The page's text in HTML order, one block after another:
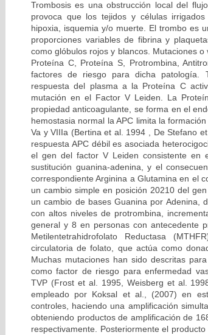
Trombosis es una obstrucción local del
provoca que los tejidos y células
hipoxia, isquemia y/o muerte. El trombo es
proporciones variables de fibrina y
como glóbulos rojos y blancos. Mutaciones
Proteína C, Proteína S, Protrombina,
factores de riesgo para dicha patología.
respuesta del plasma a la Proteína C
mutación en el Factor V Leiden. La
propiedad anticoagulante, se forma en el
hemostasia normal la APC limita la
Va y VIIIa (Bertina et al. 1994 , De Stefano
respuesta APC débil es asociada
el gen del factor V Leiden consistente en
sustitución guanina-adenina, y el
correspondiente Arginina a Glutamina en el
un cambio simple en posición 20210 del
un cambio de bases Guanina por Adenina,
con altos niveles de protrombina,
general y 8 en personas con antecedente
Metilentetrahidrofolato Reductasa
circulatoria de folato, que actúa como
Muchas mutaciones han sido descritas
como factor de riesgo para enfermedad
TVP (Frost et al. 1995, Weisberg et al.
empleado por Koksal et al., (2007) en
controles, haciendo una amplificación
obteniendo productos de amplificación de
respectivamente. Posteriormente el